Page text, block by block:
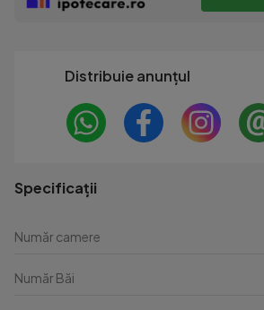
Distribuie anunțul
Specificații
Număr camere
Număr Băi